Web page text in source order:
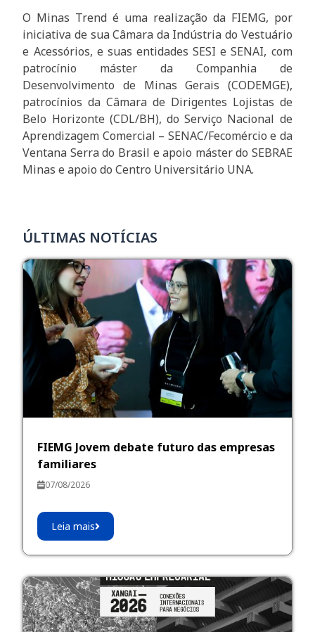
O Minas Trend é uma realização da FIEMG, por
iniciativa de sua Câmara da Indústria do Vestuário
e Acessórios, e suas entidades SESI e SENAI, com
patrocínio máster da Companhia de
Desenvolvimento de Minas Gerais (CODEMGE),
patrocínios da Câmara de Dirigentes Lojistas de
Belo Horizonte (CDL/BH), do Serviço Nacional de
Aprendizagem Comercial – SENAC/Fecomércio e da
Ventana Serra do Brasil e apoio máster do SEBRAE
Minas e apoio do Centro Universitário UNA.
ÚLTIMAS NOTÍCIAS
FIEMG Jovem debate futuro das empresas
familiares
07/08/2026
Leia mais